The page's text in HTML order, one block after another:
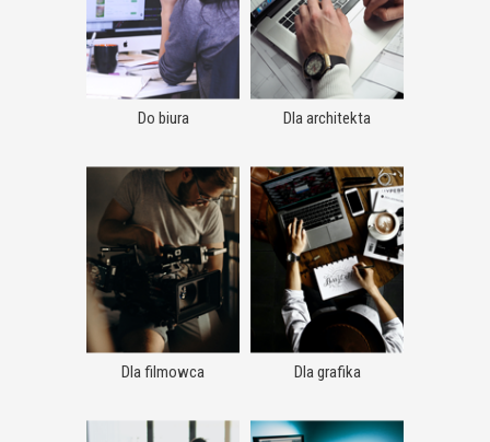
Do biura Dla architekta
Dla filmowca Dla grafika